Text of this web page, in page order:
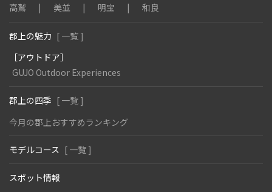
高鷲
美並 明宝 和良
郡上の魅力 [ 一覧 ]
［アウトドア］
GUJO Outdoor Experiences
郡上の四季 [ 一覧 ]
今月の郡上おすすめランキング
モデルコース [ 一覧 ]
スポット情報